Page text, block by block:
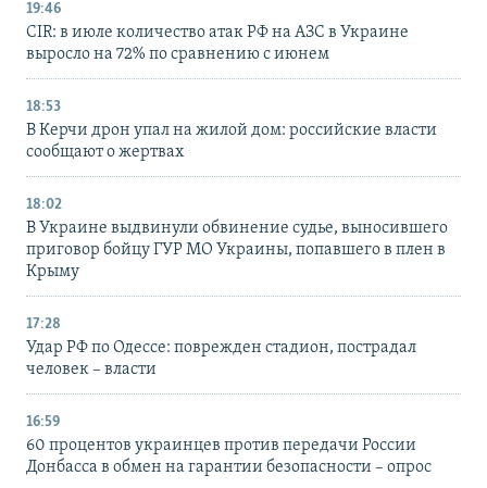
19:46
CIR: в июле количество атак РФ на АЗС в Украине
выросло на 72% по сравнению с июнем
18:53
В Керчи дрон упал на жилой дом: российские власти
сообщают о жертвах
18:02
В Украине выдвинули обвинение судье, выносившего
приговор бойцу ГУР МО Украины, попавшего в плен в
Крыму
17:28
Удар РФ по Одессе: поврежден стадион, пострадал
человек – власти
16:59
60 процентов украинцев против передачи России
Донбасса в обмен на гарантии безопасности – опрос